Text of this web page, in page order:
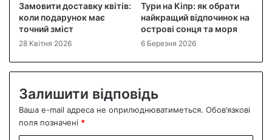
Замовити доставку квітів:
коли подарунок має
точний зміст
28 Квітня 2026
Тури на Кіпр: як обрати
найкращий відпочинок на
острові сонця та моря
6 Березня 2026
Залишити відповідь
Ваша e-mail адреса не оприлюднюватиметься. Обов’язкові
поля позначені *